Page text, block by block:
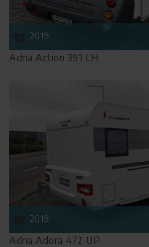
2019
Adria Action 391 LH
2019
Adria Adora 472 UP